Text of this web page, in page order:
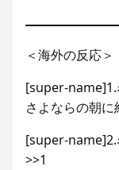
＜海外の反応＞
[super-
さよならの朝に
[super-
>>1